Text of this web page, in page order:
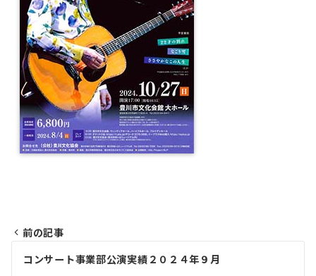
投
前の記事
コンサート事業部公演実績２０２４年９月